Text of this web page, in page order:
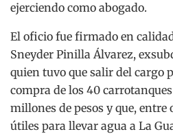
ejerciendo como abogado.
El oficio fue firmado en
Sneyder Pinilla Álvarez,
quien tuvo que salir del cargo
compra de los 40
millones de pesos y que, entre
útiles para llevar agua a La